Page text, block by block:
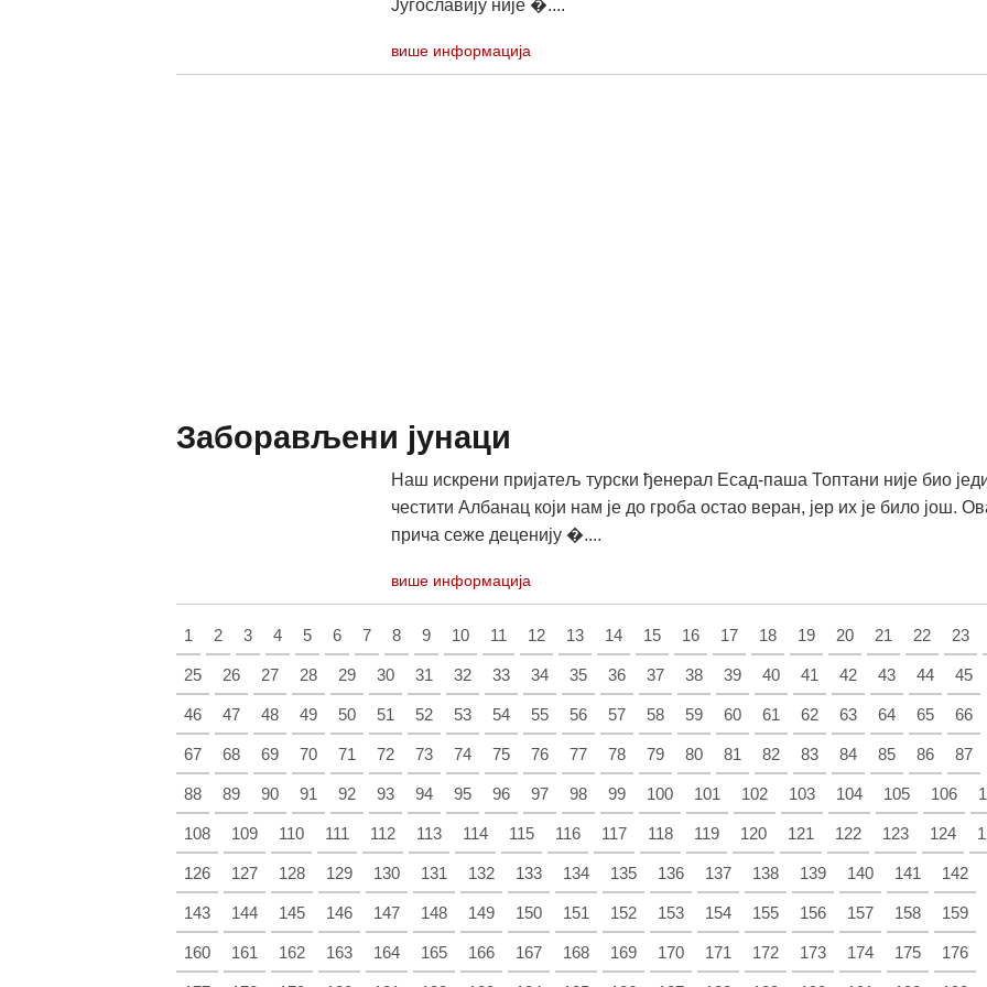
Југославију није �....
више информација
Заборављени јунаци
Наш искрени пријатељ турски ђенерал Есад-паша Топтани није био
честити Албанац који нам је до гроба остао веран, јер их је било још.
прича сеже деценију �....
више информација
1 2 3 4 5 6 7 8 9 10 11 12 13 14 15 16 17 18 19 20 21 22 23
25 26 27 28 29 30 31 32 33 34 35 36 37 38 39 40 41 42 43 44 45
46 47 48 49 50 51 52 53 54 55 56 57 58 59 60 61 62 63 64 65 66
67 68 69 70 71 72 73 74 75 76 77 78 79 80 81 82 83 84 85 86 87
88 89 90 91 92 93 94 95 96 97 98 99 100 101 102 103 104 105 106
108 109 110 111 112 113 114 115 116 117 118 119 120 121 122 123 124
126 127 128 129 130 131 132 133 134 135 136 137 138 139 140 141 142
143 144 145 146 147 148 149 150 151 152 153 154 155 156 157 158 159
160 161 162 163 164 165 166 167 168 169 170 171 172 173 174 175 176